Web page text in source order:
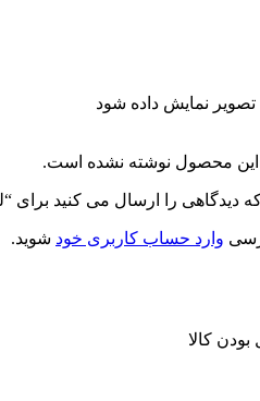
نمایش داده شود
این محصول نوشته نشده است.
را ارسال می کنید برای “لنت ترمز جلو
وارد حساب کاربری خود شوید.
ﮐﺎﻟﺎ